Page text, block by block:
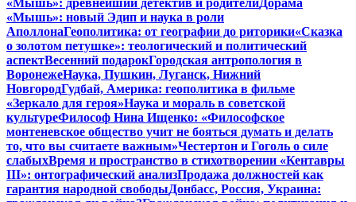
«Мышь»: древнейший детектив и родителиДорама
«Мышь»: новый Эдип и наука в роли
АполлонаГеополитика: от географии до риторики«Сказка
о золотом петушке»: теологический и политический
аспектВесенний подарокГородская антропология в
ВоронежеНаука, Пушкин, Луганск, Нижний
НовгородГудбай, Америка: геополитика в фильме
«Зеркало для героя»Наука и мораль в советской
культуреФилософ Нина Ищенко: «Философское
монтеневское общество учит не бояться думать и делать
то, что вы считаете важным»Честертон и Гоголь о силе
слабыхВремя и пространство в стихотворении «Кентавры
III»: онтографический анализПродажа должностей как
гарантия народной свободыДонбасс, Россия, Украина: